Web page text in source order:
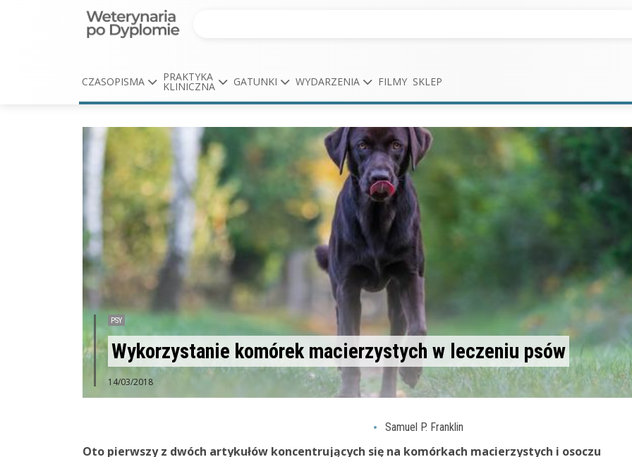
CZASOPISMA PRAKTYKA
KLINICZNA GATUNKI WYDARZENIA FILMY SKLEP
PSY
Wykorzystanie komórek macierzystych w leczeniu psów
14/03/2018
Samuel P. Franklin
Oto pierwszy z dwóch artykułów koncentrujących się na komórkach macierzystych i osoczu